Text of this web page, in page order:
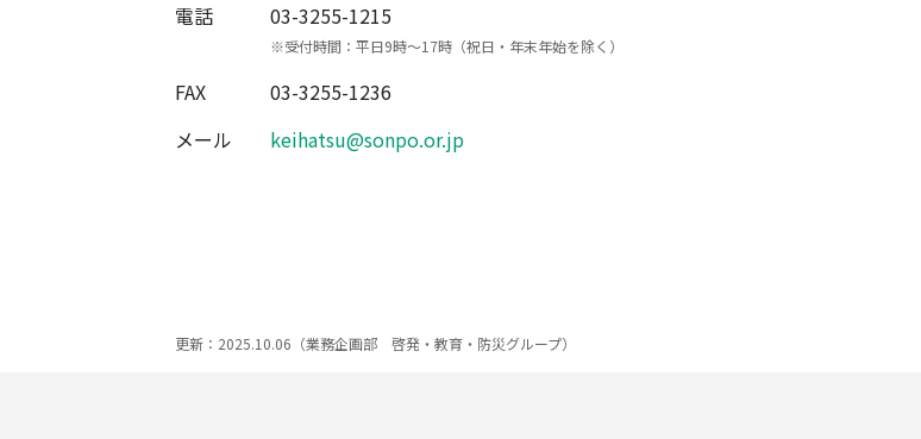
電話
03-3255-1215
※受付時間：平日9時〜17時（祝日・年末年始を除く）
FAX
03-3255-1236
メール
keihatsu@sonpo.or.jp
更新：2025.10.06（業務企画部 啓発・教育・防災グループ）